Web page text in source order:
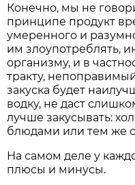
Конечно, мы не
принципе продукт
умеренного и
им злоупотреблять,
организму, и в
тракту,
закуска будет
водку, не даст
лучше закусывать:
блюдами или тем же
На самом деле у
плюсы и минусы.